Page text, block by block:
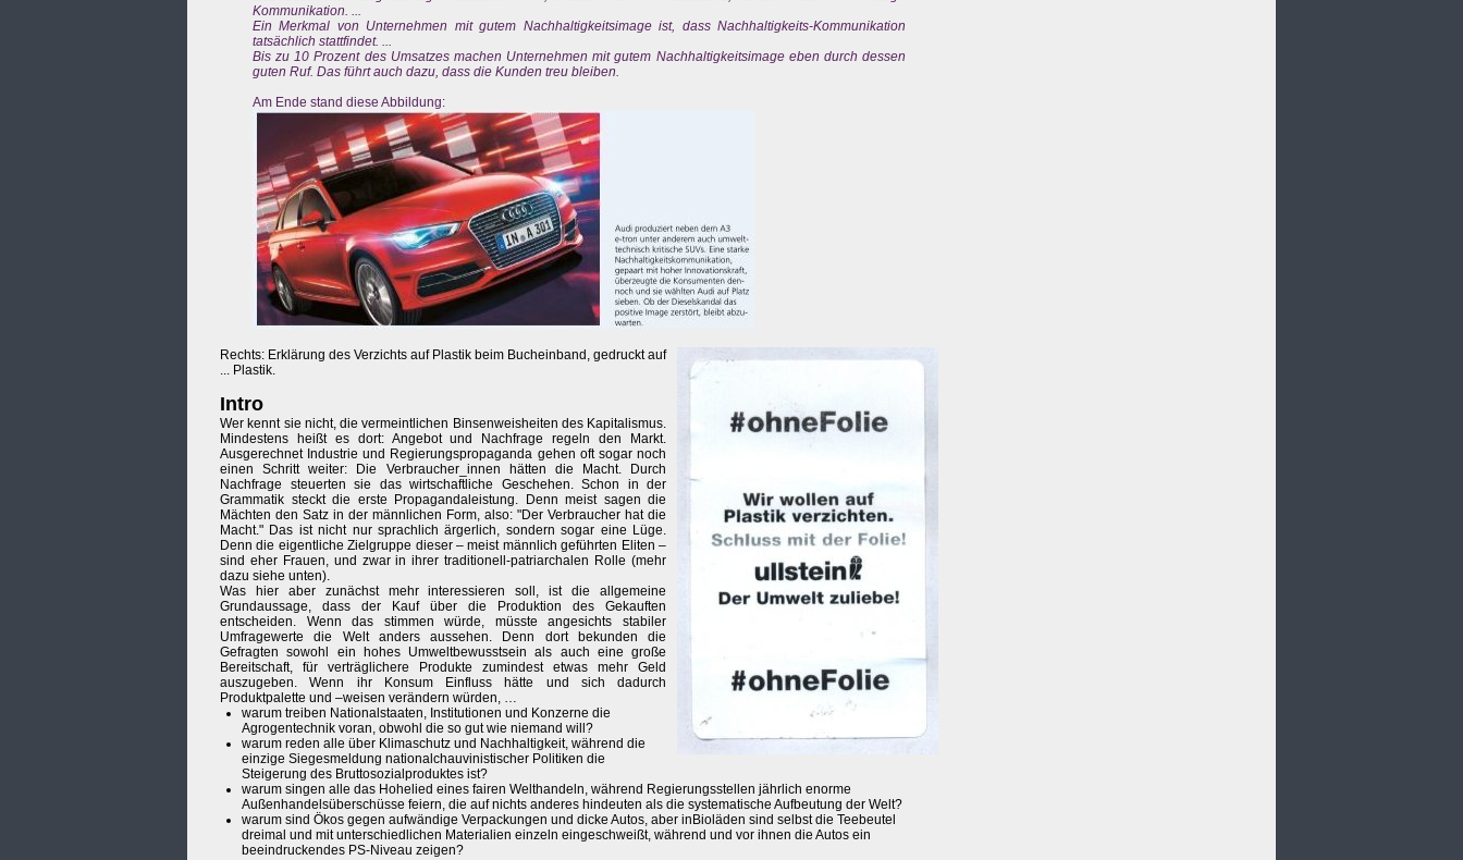
Kommunikation. ...
Ein Merkmal von Unternehmen mit gutem Nachhaltigkeitsimage ist, dass Nachhaltigkeits-Kommunikation
tatsächlich stattfindet. ...
Bis zu 10 Prozent des Umsatzes machen Unternehmen mit gutem Nachhaltigkeitsimage eben durch dessen
guten Ruf. Das führt auch dazu, dass die Kunden treu bleiben.
Am Ende stand diese Abbildung:
Rechts: Erklärung des Verzichts auf Plastik beim Bucheinband, gedruckt auf
... Plastik.
Intro
Wer kennt sie nicht, die vermeintlichen Binsenweisheiten des Kapitalismus.
Mindestens heißt es dort: Angebot und Nachfrage regeln den Markt.
Ausgerechnet Industrie und Regierungspropaganda gehen oft sogar noch
einen Schritt weiter: Die Verbraucher_innen hätten die Macht. Durch
Nachfrage steuerten sie das wirtschaftliche Geschehen. Schon in der
Grammatik steckt die erste Propagandaleistung. Denn meist sagen die
Mächten den Satz in der männlichen Form, also: "Der Verbraucher hat die
Macht." Das ist nicht nur sprachlich ärgerlich, sondern sogar eine Lüge.
Denn die eigentliche Zielgruppe dieser – meist männlich geführten Eliten –
sind eher Frauen, und zwar in ihrer traditionell-patriarchalen Rolle (mehr
dazu siehe unten).
Was hier aber zunächst mehr interessieren soll, ist die allgemeine
Grundaussage, dass der Kauf über die Produktion des Gekauften
entscheiden. Wenn das stimmen würde, müsste angesichts stabiler
Umfragewerte die Welt anders aussehen. Denn dort bekunden die
Gefragten sowohl ein hohes Umweltbewusstsein als auch eine große
Bereitschaft, für verträglichere Produkte zumindest etwas mehr Geld
auszugeben. Wenn ihr Konsum Einfluss hätte und sich dadurch
Produktpalette und –weisen verändern würden, …
warum treiben Nationalstaaten, Institutionen und Konzerne die
Agrogentechnik voran, obwohl die so gut wie niemand will?
warum reden alle über Klimaschutz und Nachhaltigkeit, während die
einzige Siegesmeldung nationalchauvinistischer Politiken die
Steigerung des Bruttosozialproduktes ist?
warum singen alle das Hohelied eines fairen Welthandeln, während Regierungsstellen jährlich enorme
Außenhandelsüberschüsse feiern, die auf nichts anderes hindeuten als die systematische Aufbeutung der Welt?
warum sind Ökos gegen aufwändige Verpackungen und dicke Autos, aber inBioläden sind selbst die Teebeutel
dreimal und mit unterschiedlichen Materialien einzeln eingeschweißt, während und vor ihnen die Autos ein
beeindruckendes PS-Niveau zeigen?